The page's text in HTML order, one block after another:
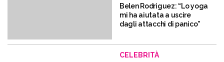
Belen Rodriguez: “Lo yoga
mi ha aiutata a uscire
dagli attacchi di panico”
CELEBRITÀ